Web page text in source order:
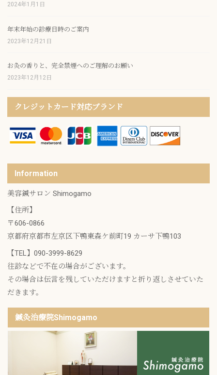
2024年1月1日
年末年始の診療日時のご案内
2023年12月21日
お灸の香りと、完全禁煙へのご理解のお願い
2023年12月12日
クレジットカード対応ブランド
Information
美容鍼サロン Shimogamo
【住所】
〒606-0866
京都府京都市左京区下鴨東森ケ前町19 カーサ下鴨103
【TEL】 090-3999-8629
往診などで不在の場合がございます。
その場合は伝言を残していただけますと折り返しさせていた
だきます。
鍼灸治療院Shimogamo